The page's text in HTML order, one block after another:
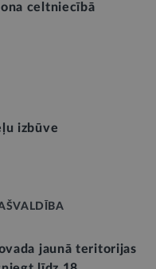
celtniecībā
izbūve
jaunā teritorijas